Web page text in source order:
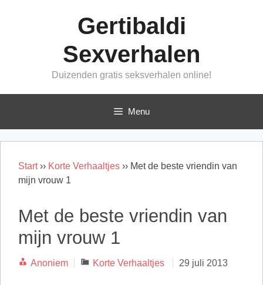
Gertibaldi
Sexverhalen
Duizenden gratis seksverhalen online!
Menu
Start›› Korte Verhaaltjes ›› Met de beste vriendin van
mijn vrouw 1
Met de beste vriendin van
mijn vrouw 1
Anoniem Categorieën
Korte Verhaaltjes 29 juli 2013